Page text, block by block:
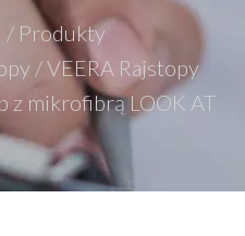
/ Produkty
/VEERA Rajstopy
mikrofibrą LOOK AT